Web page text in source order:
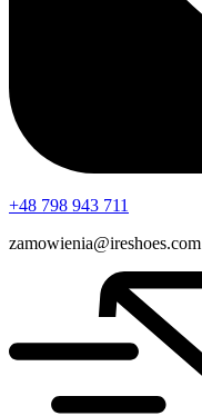
+48 798 943 711
zamowienia@ireshoes.com